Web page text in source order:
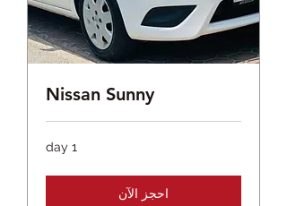
Nissan Sunny
1 day
احجز الآن